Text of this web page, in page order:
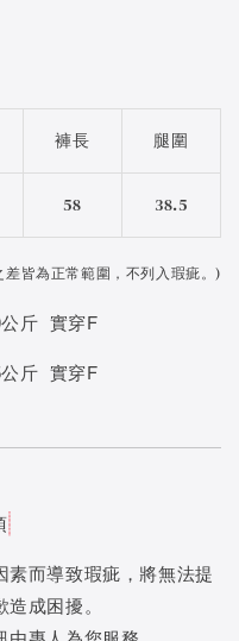
褲長 腿圍
58 38.5
皆為正常範圍，不列入瑕疵。)
斤 實穿F
斤 實穿F
而導致瑕疵，將無法提
成困擾。